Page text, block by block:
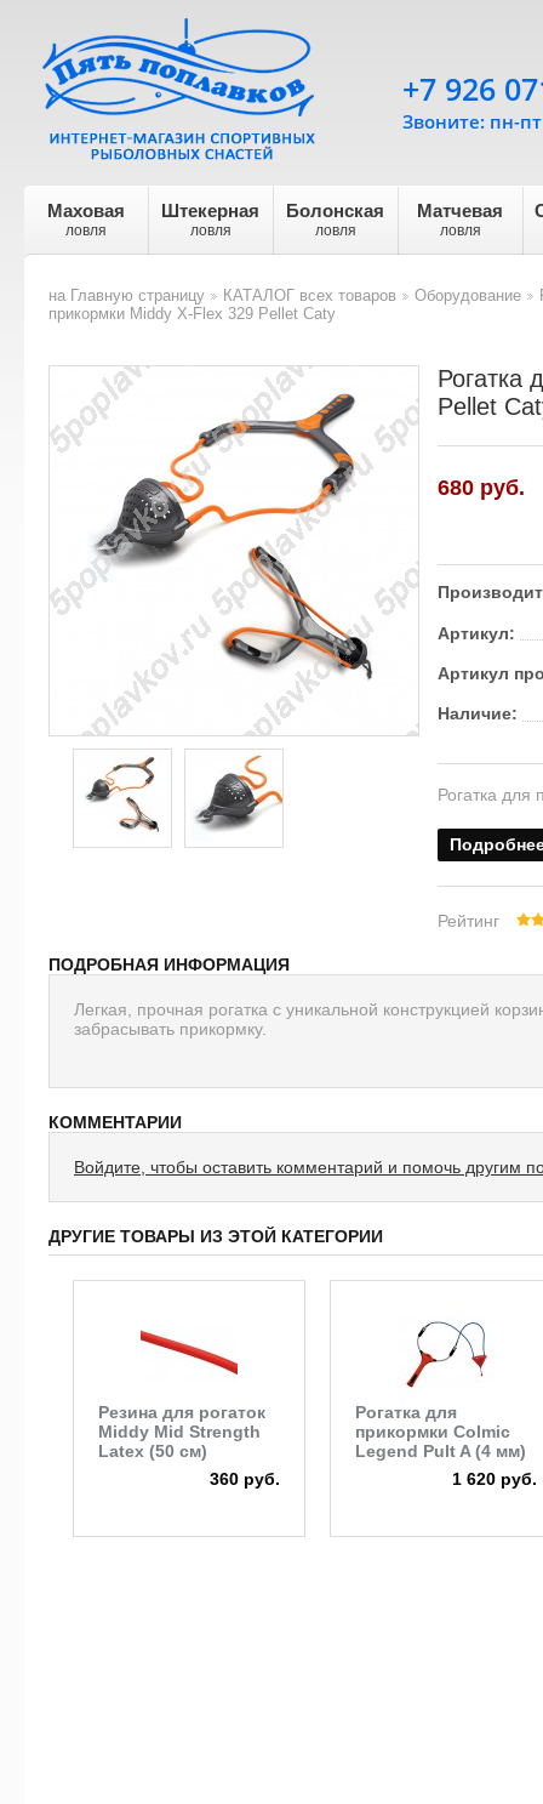
Маховая
ловля
Штекерная
ловля
Болонская
ловля
Матчевая
ловля
+7 926
Звоните: пн-
на Главную страницу
>
КАТАЛОГ всех товаров
Оборудование
прикормки Middy X-Flex 329 Pellet Caty
Рогатка
Pellet
680 руб.
Артикул:
Артикул
Наличие:
Рогатка
Рейтинг
ПОДРОБНАЯ ИНФОРМАЦИЯ
Легкая, прочная рогатка с уникальной конструкцией
забрасывать прикормку.
КОММЕНТАРИИ
Войдите, чтобы оставить комментарий и помочь другим
ДРУГИЕ ТОВАРЫ ИЗ ЭТОЙ КАТЕГОРИИ
Резина для рогаток
Middy Mid Strength
Latex (50 см)
360 руб.
Рогатка для
прикормки Colmic
Legend Pult A (4 мм)
1 620 руб.